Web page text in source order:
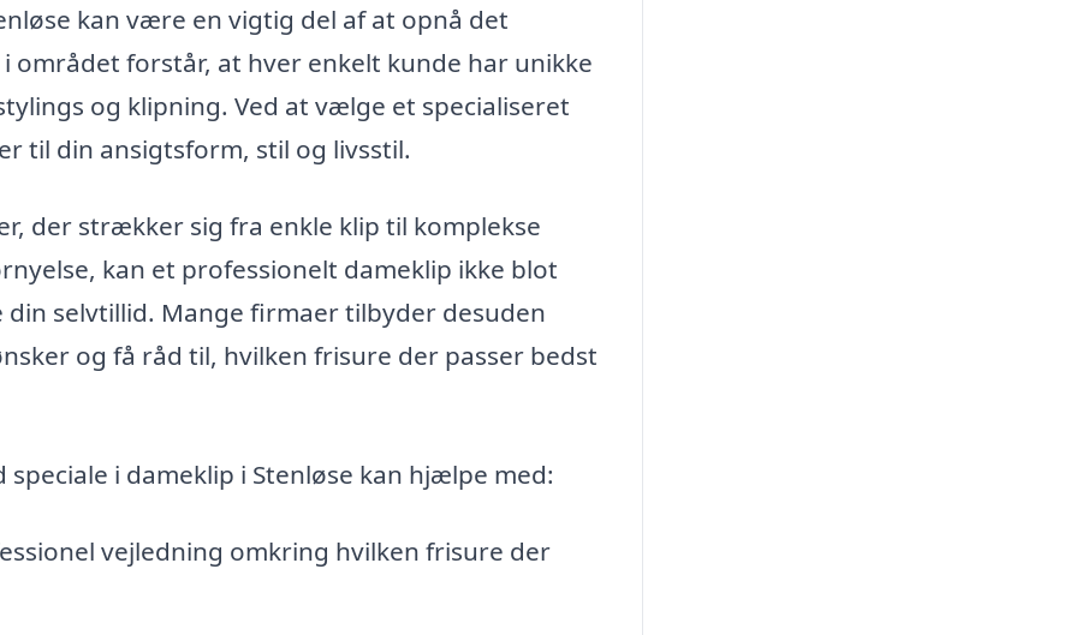
kan være en vigtig del af at opnå det
området forstår, at hver enkelt kunde har unikke
og klipning. Ved at vælge et specialiseret
til din ansigtsform, stil og livsstil.
der strækker sig fra enkle klip til komplekse
kan et professionelt dameklip ikke blot
selvtillid. Mange firmaer tilbyder desuden
og få råd til, hvilken frisure der passer bedst
i dameklip i Stenløse kan hjælpe med:
vejledning omkring hvilken frisure der